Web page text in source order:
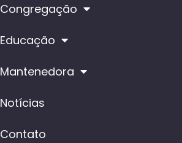
Congregação
Educação
Mantenedora
Notícias
Contato